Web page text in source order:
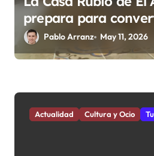
prepara para
referente social y
español
Pablo Arranz May 11, 2026
Actualidad Cultura y Ocio